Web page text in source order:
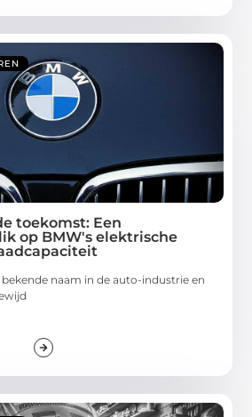
toekomst: Een
op BMW's elektrische
bekende naam in de auto-industrie en